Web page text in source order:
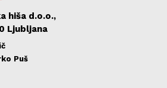
hiša d.o.o.,
Ljubljana
Puš